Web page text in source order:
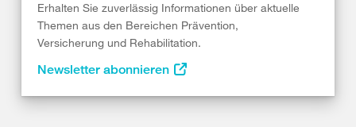
Erhalten Sie zuverlässig Informationen über aktuelle
Themen aus den Bereichen Prävention,
Versicherung und Rehabilitation.
Newsletter abonnieren